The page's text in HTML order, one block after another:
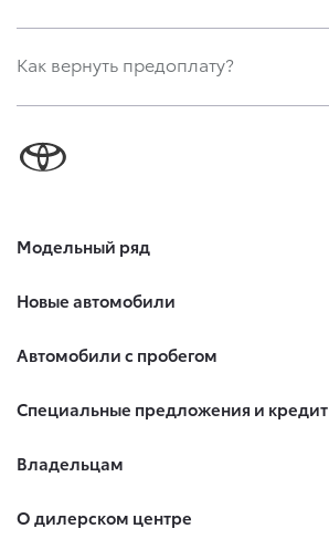
Как вернуть предоплату?
Модельный ряд
Новые автомобили
Автомобили с пробегом
Специальные предложения и кредит
Владельцам
О дилерском центре